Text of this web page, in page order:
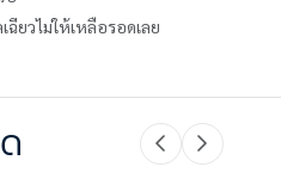
ยวไม่ให้เหลือรอดเลย